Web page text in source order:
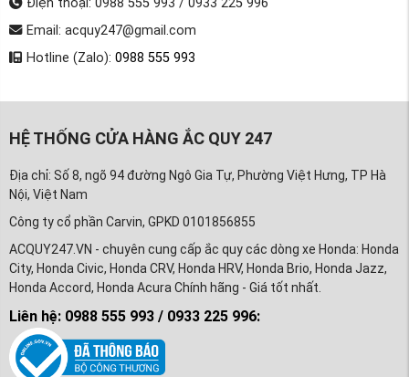
Email: acquy247@gmail.com
Hotline (Zalo): 0988 555 993
HỆ THỐNG CỬA HÀNG ẮC QUY 247
Địa chỉ: Số 8, ngõ 94 đường Ngô Gia Tự, Phường Việt Hưng, TP Hà
Nội, Việt Nam
Công ty cổ phần Carvin, GPKD 0101856855
ACQUY247.VN - chuyên cung cấp ắc quy các dòng xe Honda: Honda
City, Honda Civic, Honda CRV, Honda HRV, Honda Brio, Honda Jazz,
Honda Accord, Honda Acura Chính hãng - Giá tốt nhất.
Liên hệ: 0988 555 993 / 0933 225 996: